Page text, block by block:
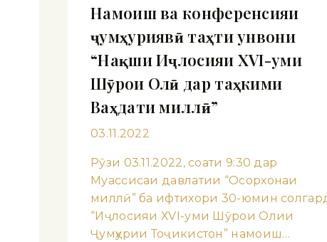
Намоиш ва конференсияи
ҷумҳуриявӣ таҳти унвони
“Нақши Иҷлосияи ХVI-уми
Шӯрои Олӣ дар таҳкими
Ваҳдати миллӣ”
03.11.2022
Рӯзи 03.11.2022, соати 9:30 дар
Муассисаи давлатии “Осорхонаи
миллӣ” ба ифтихори 30-юмин
“Иҷлосияи ХVI-уми Шӯрои Олии
Ҷумҳурии Тоҷикистон” намоиш…